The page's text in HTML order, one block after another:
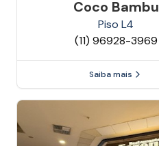
Coco Bambu
Piso L4
(11) 96928-3969
Saiba mais